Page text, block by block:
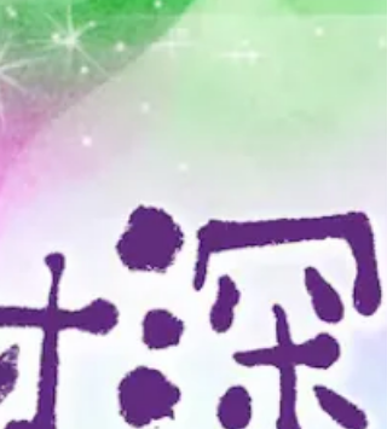
ます
月刊「江戸楽」2026年3月号（No.203）に柳原尚
之の記事を掲載。連載「未来へ繋ぐ、江戸料理の
心」第44回は「ウド」をテーマに、芽吹きの味
覚・独活の栽培方法や食文化の魅力を紹介しま